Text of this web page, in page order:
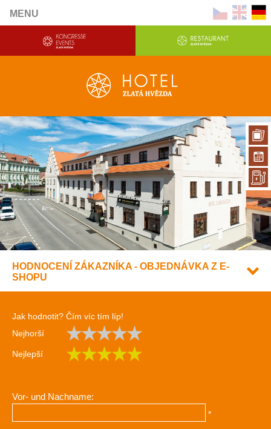
MENU
HODNOCENÍ ZÁKAZNÍKA - OBJEDNÁVKA Z E-
SHOPU
Jak hodnotit? Čím víc tím líp!
Nejhorší
Nejlepší
Vor- und Nachname:
*